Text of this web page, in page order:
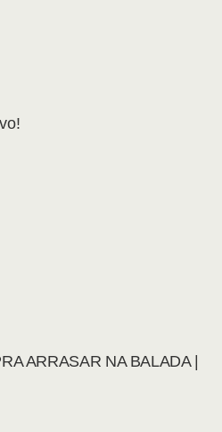
ARRASAR NA BALADA |